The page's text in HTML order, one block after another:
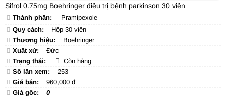
Sifrol 0.75mg Boehringer điều trị bệnh parkinson 30 viên
Thành phần:
Pramipexole
Quy cách:
Hộp 30 viên
Thương hiệu:
Boehringer
Xuất xứ:
Đức
Trạng thái:
Còn hàng
Số lần xem:
253
Giá bán:
960,000 đ
Giá gốc:
0